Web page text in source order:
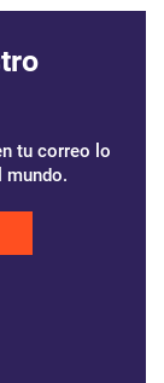
tu correo lo
mundo.